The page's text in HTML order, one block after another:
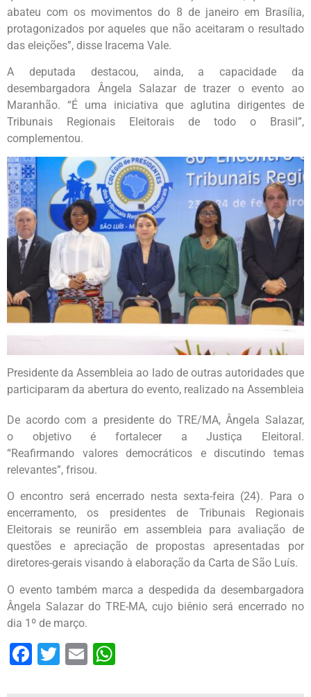
abateu com os movimentos do 8 de janeiro em Brasília,
protagonizados por aqueles que não aceitaram o resultado
das eleições”, disse Iracema Vale.
A deputada destacou, ainda, a capacidade da
desembargadora Ângela Salazar de trazer o evento ao
Maranhão. “É uma iniciativa que aglutina dirigentes de
Tribunais Regionais Eleitorais de todo o Brasil”,
complementou.
Presidente da Assembleia ao lado de outras autoridades que
participaram da abertura do evento, realizado na Assembleia
De acordo com a presidente do TRE/MA, Ângela Salazar,
o objetivo é fortalecer a Justiça Eleitoral.
“Reafirmando valores democráticos e discutindo temas
relevantes”, frisou.
O encontro será encerrado nesta sexta-feira (24). Para o
encerramento, os presidentes de Tribunais Regionais
Eleitorais se reunirão em assembleia para avaliação de
questões e apreciação de propostas apresentadas por
diretores-gerais visando à elaboração da Carta de São Luís.
O evento também marca a despedida da desembargadora
Ângela Salazar do TRE-MA, cujo biênio será encerrado no
dia 1º de março.
Facebook
Twitter
Email